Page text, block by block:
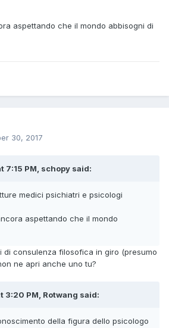
aspettando che il mondo abbisogni di
30, 2017
7:15 PM, schopy said:
medici psichiatri e psicologi
aspettando che il mondo
di consulenza filosofica in giro (presumo
ne apri anche uno tu?
3:20 PM, Rotwang said:
della figura dello psicologo